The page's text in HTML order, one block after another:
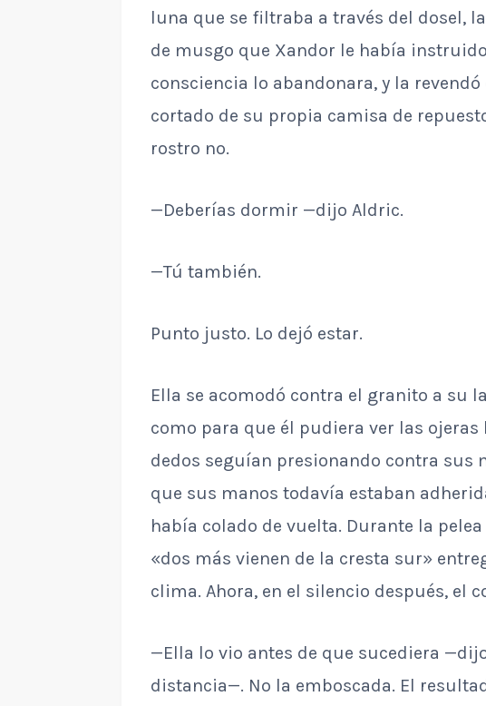
luna que se filtraba a través del dosel,
de musgo que Xandor le había
consciencia lo abandonara, y la
cortado de su propia camisa de
rostro no.
—Deberías dormir —dijo Aldric.
—Tú también.
Punto justo. Lo dejó estar.
Ella se acomodó contra el granito a su
como para que él pudiera ver las
dedos seguían presionando contra sus
que sus manos todavía estaban
había colado de vuelta. Durante la
«dos más vienen de la cresta sur»
clima. Ahora, en el silencio después, el
—Ella lo vio antes de que sucediera
distancia—. No la emboscada. El